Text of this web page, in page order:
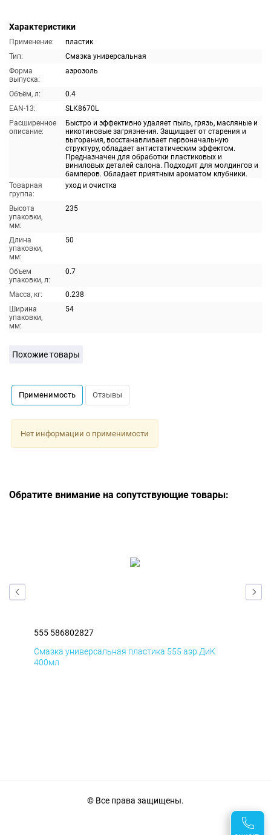
Характеристики
Применение:
пластик
Тип:
Смазка универсальная
Форма
выпуска:
аэрозоль
Объём, л:
0.4
EAN-13:
SLK8670L
Расширенное
описание:
Быстро и эффективно удаляет пыль, грязь, масляные и
никотиновые загрязнения. Защищает от старения и
выгорания, восстанавливает первоначальную
структуру, обладает антистатическим эффектом.
Предназначен для обработки пластиковых и
виниловых деталей салона. Подходит для молдингов и
бамперов. Обладает приятным ароматом клубники.
Товарная
группа:
уход и очистка
Высота
упаковки,
мм:
235
Длина
упаковки,
мм:
50
Объем
упаковки, л:
0.7
Масса, кг:
0.238
Ширина
упаковки,
мм:
54
Похожие товары
Применимость Отзывы
Нет информации о применимости
Обратите внимание на сопутствующие товары:
555 586802827
Смазка универсальная пластика 555 аэр ДиК
400мл
© Все права защищены.